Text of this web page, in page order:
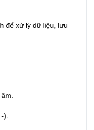
để xử lý dữ liệu, lưu
).